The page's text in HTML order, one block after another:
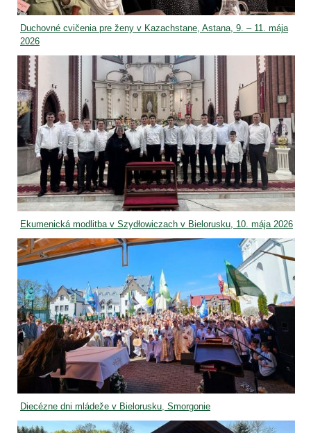
Duchovné cvičenia pre ženy v Kazachstane, Astana, 9. – 11. mája
2026
Ekumenická modlitba v Szydłowiczach v Bielorusku, 10. mája 2026
Diecézne dni mládeže v Bielorusku, Smorgonie